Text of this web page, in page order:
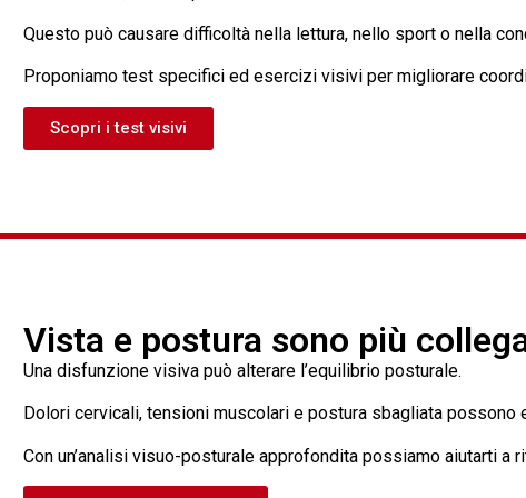
Questo può causare difficoltà nella lettura, nello sport o nella
Proponiamo test specifici ed esercizi visivi per migliorare
Scopri i test visivi
Vista e postura sono più
Una disfunzione visiva può alterare l’equilibrio posturale.
Dolori cervicali, tensioni muscolari e postura sbagliata possono
Con un’analisi visuo-posturale approfondita possiamo aiutarti a